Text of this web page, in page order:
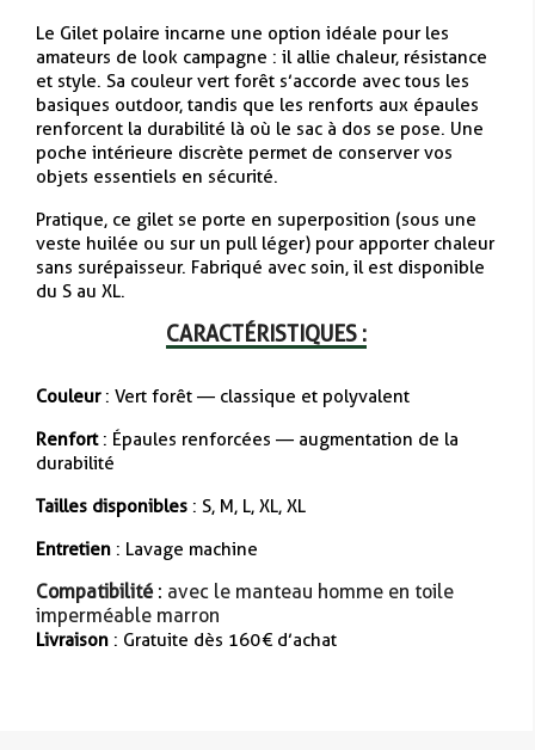
Le Gilet polaire incarne une option idéale pour les
amateurs de look campagne : il allie chaleur, résistance
et style. Sa couleur vert forêt s’accorde avec tous les
basiques outdoor, tandis que les renforts aux épaules
renforcent la durabilité là où le sac à dos se pose. Une
poche intérieure discrète permet de conserver vos
objets essentiels en sécurité.
Pratique, ce gilet se porte en superposition (sous une
veste huilée ou sur un pull léger) pour apporter chaleur
sans surépaisseur. Fabriqué avec soin, il est disponible
du S au XL.
CARACTÉRISTIQUES :
Couleur: Vert forêt — classique et polyvalent
Renfort: Épaules renforcées — augmentation de la
durabilité
Tailles disponibles : S, M, L, XL, XL
Entretien : Lavage machine
Compatibilité: avec le manteau homme en toile
imperméable marron
Livraison : Gratuite dès 160 € d’achat